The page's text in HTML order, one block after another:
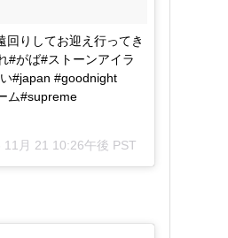
回りしてお迎え行ってき
#がば#ストーンアイラ
#japan #goodnight
ム#supreme
11月 21 10:26午後 PST